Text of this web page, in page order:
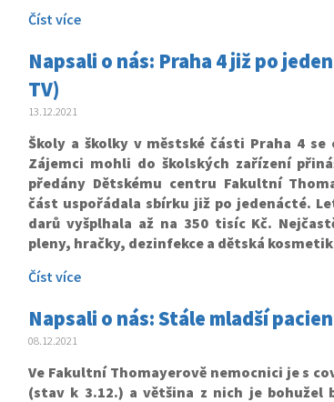
Číst více
Napsali o nás: Praha 4 již po
TV)
13.12.2021
Školy a školky v městské části Praha 4
Zájemci mohli do školských zařízení
předány Dětskému centru Fakultní
část uspořádala sbírku již po jedenácté.
darů vyšplhala až na 350 tisíc Kč.
pleny, hračky, dezinfekce a dětská
Číst více
Napsali o nás: Stále mladší
08.12.2021
Ve Fakultní Thomayerově nemocnici je s
(stav k 3.12.) a většina z nich je bohužel